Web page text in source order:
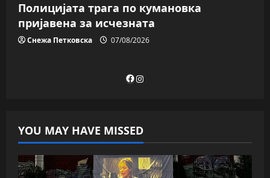
Полицијата трага пo кумановка
пријавена за исчезната
Снежа Петковска 07/08/2026
Facebook
Instagram
YOU MAY HAVE MISSED